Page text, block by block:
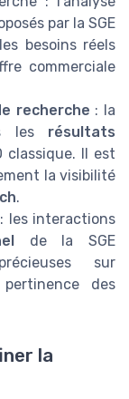
par la SGE
besoins réels
commerciale
recherche : la
les résultats
classique. Il est
la visibilité
.
les interactions
de la SGE
sur
des
la